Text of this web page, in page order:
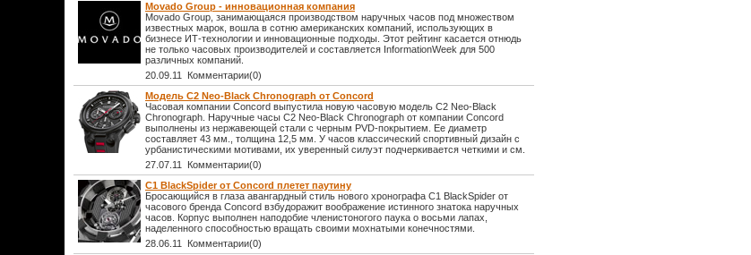
Movado Group - инновационная компания
Movado Group, занимающаяся производством наручных часов под множеством
известных марок, вошла в сотню американских компаний, использующих в
бизнесе ИТ-технологии и инновационные подходы. Этот рейтинг касается отнюдь
не только часовых производителей и составляется InformationWeek для 500
различных компаний.
20.09.11 Комментарии(0)
Модель C2 Neo-Black Chronograph от Concord
Часовая компании Concord выпустила новую часовую модель C2 Neo-Black
Chronograph. Наручные часы C2 Neo-Black Chronograph от компании Concord
выполнены из нержавеющей стали с черным PVD-покрытием. Ее диаметр
составляет 43 мм., толщина 12,5 мм. У часов классический спортивный дизайн с
урбанистическими мотивами, их уверенный силуэт подчеркивается четкими и см.
27.07.11 Комментарии(0)
C1 BlackSpider от Concord плетет паутину
Бросающийся в глаза авангардный стиль нового хронографа C1 BlackSpider от
часового бренда Concord взбудоражит воображение истинного знатока наручных
часов. Корпус выполнен наподобие членистоногого паука о восьми лапах,
наделенного способностью вращать своими мохнатыми конечностями.
28.06.11 Комментарии(0)